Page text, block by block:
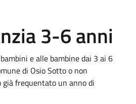
3-6 anni
e alle bambine dai 3 ai 6
di Osio Sotto o non
già frequentato un anno di